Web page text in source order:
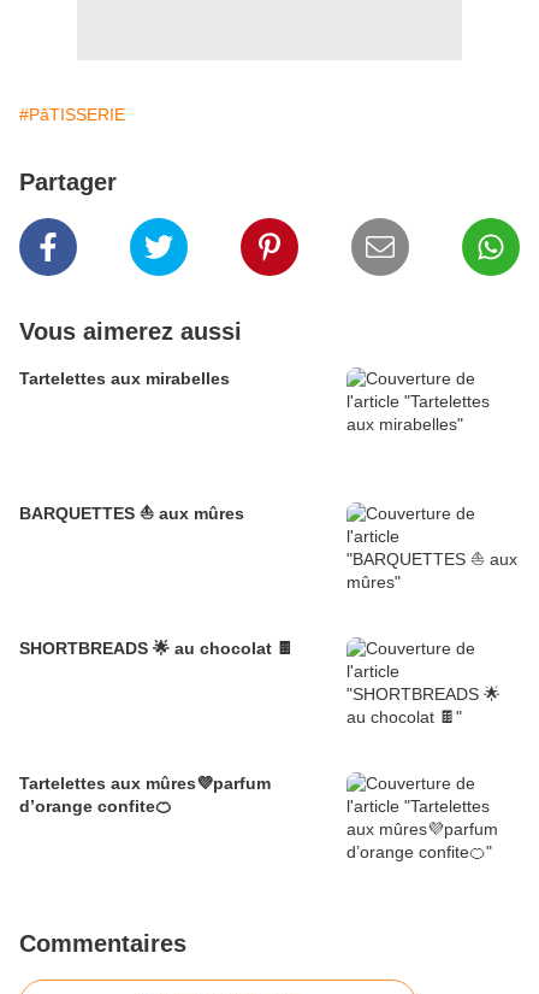
#PâTISSERIE
Partager
Vous aimerez aussi
Tartelettes aux mirabelles
BARQUETTES ⛵ aux mûres
SHORTBREADS 🌟 au chocolat 🍫
Tartelettes aux mûres💜parfum
d’orange confite🍊
Commentaires